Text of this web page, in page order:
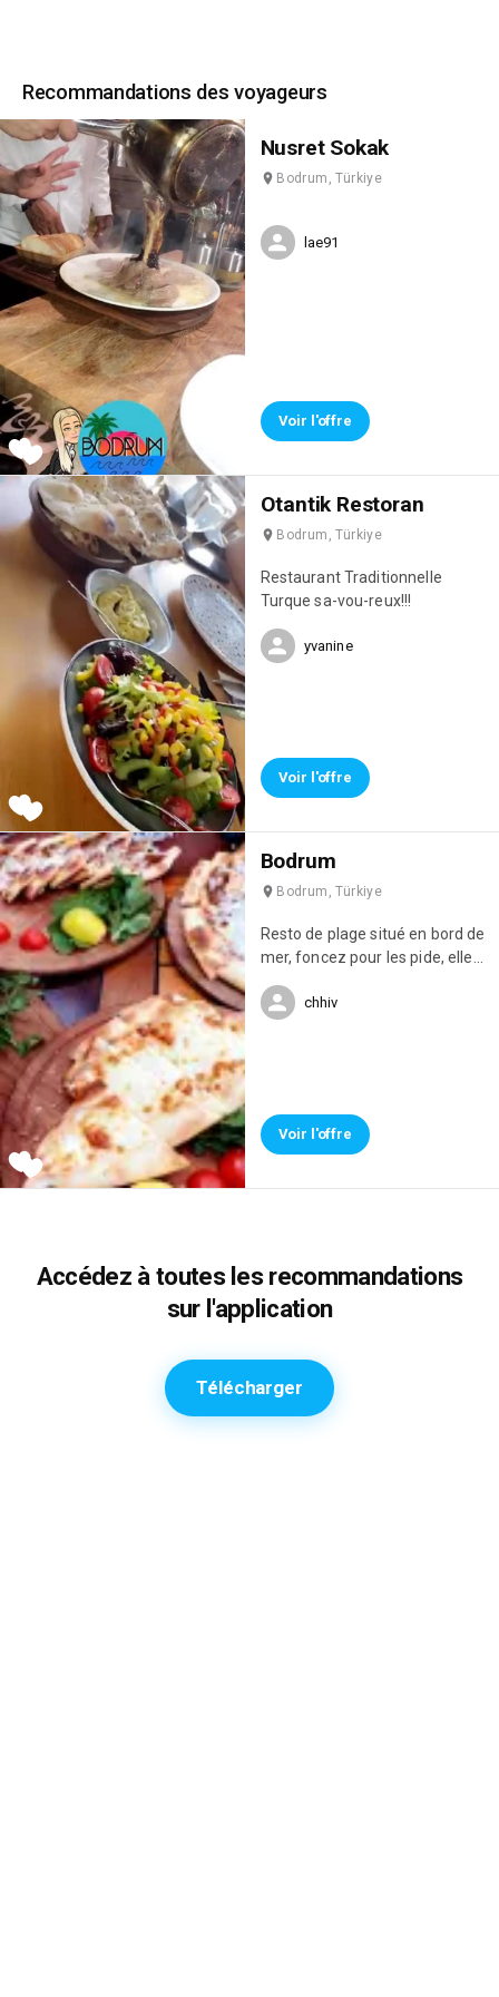
Recommandations des voyageurs
Nusret Sokak
Bodrum, Türkiye
lae91
Voir l'offre
Otantik Restoran
Bodrum, Türkiye
Restaurant Traditionnelle
Turque sa-vou-reux!!!
yvanine
Voir l'offre
Bodrum
Bodrum, Türkiye
Resto de plage situé en bord de
mer, foncez pour les pide, elles
chhiv
Voir l'offre
Accédez à toutes les recommandations
sur l'application
Télécharger